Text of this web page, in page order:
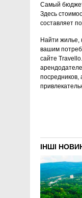
Самый
Здесь
составляет
Найти жилье,
вашим
сайте
посредников,
ІНШІ